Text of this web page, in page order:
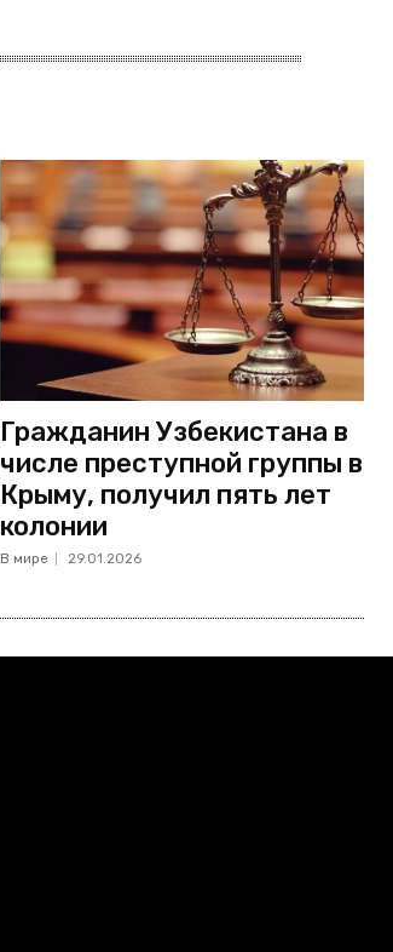
Гражданин Узбекистана в
числе преступной группы в
Крыму, получил пять лет
колонии
В мире 29.01.2026